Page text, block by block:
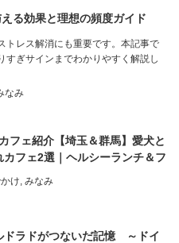
る効果と理想の頻度ガイド
トレス解消にも重要です。本記事で
すぎサインまでわかりやすく解説し
なみ
フェ紹介【埼玉＆群馬】愛犬と
カフェ2選｜ヘルシーランチ＆フ
を満喫♪
け みなみ
ドラドがつないだ記憶 ～ドイ